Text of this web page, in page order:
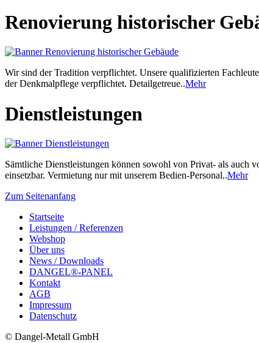
Renovierung historischer
Wir sind der Tradition verpflichtet. Unsere qualifizierten
der Denkmalpflege verpflichtet. Detailgetreue..Mehr
Dienstleistungen
Sämtliche Dienstleistungen können sowohl von Privat- als auch
einsetzbar. Vermietung nur mit unserem Bedien-Personal..Mehr
Zum Seitenanfang
Startseite
Leistungen / Referenzen
Webshop
Über uns
News / Downloads
DANGEL®-PANEL
Kontakt
AGB
Impressum
Datenschutz
© Dangel-Metall GmbH